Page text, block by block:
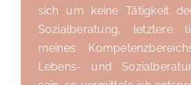
sich um keine Tätigkeit
Sozialberatung, letztere
meines
Lebens- und